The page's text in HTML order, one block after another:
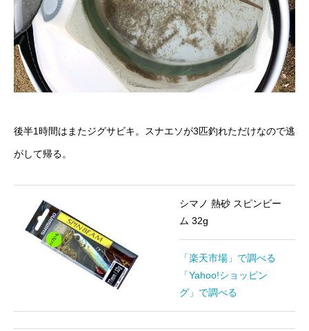
後半1時間はまたジグサビキ。スナエソが3匹釣れただけなので逃
がして帰る。
シマノ 熱砂 スピンビー
ム 32g
「楽天市場」で調べる
「Yahoo!ショッピン
グ」で調べる